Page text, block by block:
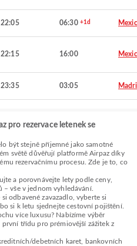
22:05 06:30 +1d
22:15 16:00
23:35 03:05
pro rezervace letenek se
být stejně příjemné jako samotné
světě důvěřují platformě Airpaz díky
rezervačnímu procesu. Zde je to, co
a porovnávejte lety podle ceny,
vše v jednom vyhledávání.
odbavené zavazadlo, vyberte si
si k letu sjednejte cestovní pojištění.
více luxusu? Nabízíme výběr
třídu pro prémiovější zážitek z
debetních karet, bankovních